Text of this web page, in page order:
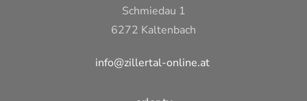
Schmiedau 1
6272 Kaltenbach
info@zillertal-online.at